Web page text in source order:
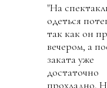
"На
одеться
так как он
вечером, а
заката уже
достаточно
прохладно.